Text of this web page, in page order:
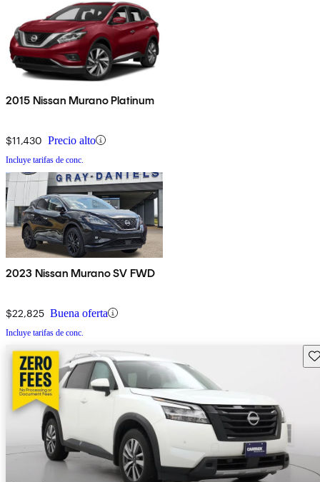
2015 Nissan Murano Platinum
$11,430 Precio alto
Incluye tarifas de conc.
2023 Nissan Murano SV FWD
$22,825 Buena oferta
Incluye tarifas de conc.